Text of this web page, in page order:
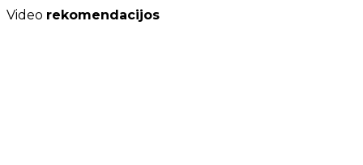
Video rekomendacijos